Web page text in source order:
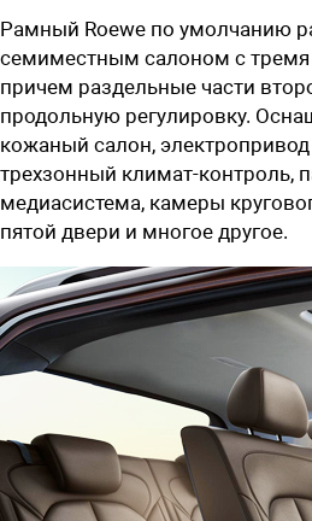
Рамный Roewe по умолчанию
семиместным салоном с
причем раздельные части
продольную регулировку.
кожаный салон,
трехзонный климат-контроль,
медиасистема, камеры
пятой двери и многое другое.